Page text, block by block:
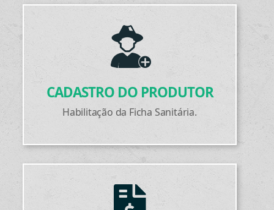
CADASTRO DO PRODUTOR
Habilitação da Ficha Sanitária.